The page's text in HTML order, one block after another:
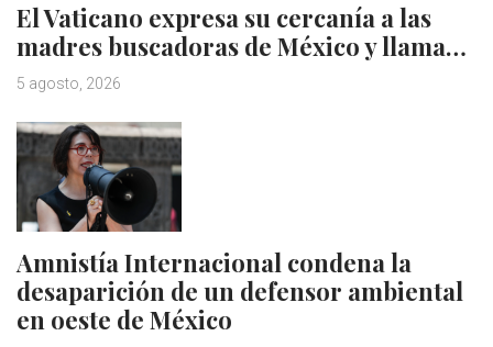
El Vaticano expresa su cercanía a las
madres buscadoras de México y llama…
5 agosto, 2026
Amnistía Internacional condena la
desaparición de un defensor ambiental
en oeste de México